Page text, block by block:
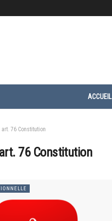
ACCUEIL
art. 76 Constitution
art. 76 Constitution